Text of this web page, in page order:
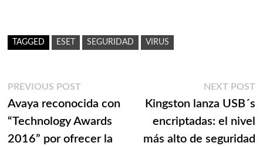
TAGGED ESET SEGURIDAD VIRUS
Navegación
de
entradas
PREVIOUS POSTPrevious
post:
Avaya reconocida con
“Technology Awards
2016” por ofrecer la
NEXT POST
Kingston lanza USB´s
encriptadas: el nivel
más alto de seguridad